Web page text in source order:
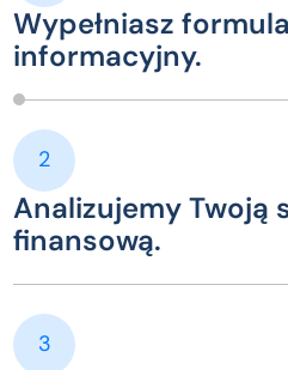
Wypełniasz
informacyjny.
2
Analizujemy Twoją
finansową.
3